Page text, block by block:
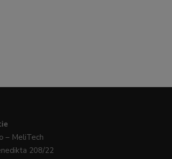
– MeliTech
208/22